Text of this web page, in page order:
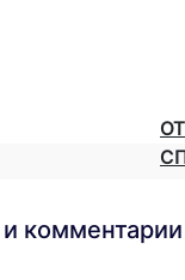
комментарии